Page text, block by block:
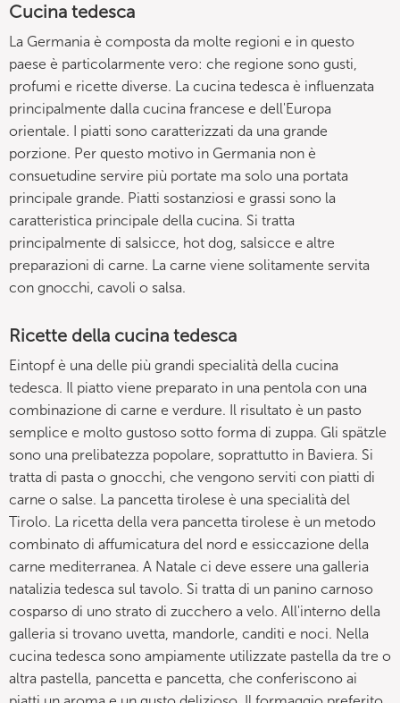
Cucina tedesca
La Germania è composta da molte regioni e in questo
paese è particolarmente vero: che regione sono gusti,
profumi e ricette diverse. La cucina tedesca è influenzata
principalmente dalla cucina francese e dell'Europa
orientale. I piatti sono caratterizzati da una grande
porzione. Per questo motivo in Germania non è
consuetudine servire più portate ma solo una portata
principale grande. Piatti sostanziosi e grassi sono la
caratteristica principale della cucina. Si tratta
principalmente di salsicce, hot dog, salsicce e altre
preparazioni di carne. La carne viene solitamente servita
con gnocchi, cavoli o salsa.
Ricette della cucina tedesca
Eintopf è una delle più grandi specialità della cucina
tedesca. Il piatto viene preparato in una pentola con una
combinazione di carne e verdure. Il risultato è un pasto
semplice e molto gustoso sotto forma di zuppa. Gli spätzle
sono una prelibatezza popolare, soprattutto in Baviera. Si
tratta di pasta o gnocchi, che vengono serviti con piatti di
carne o salse. La pancetta tirolese è una specialità del
Tirolo. La ricetta della vera pancetta tirolese è un metodo
combinato di affumicatura del nord e essiccazione della
carne mediterranea. A Natale ci deve essere una galleria
natalizia tedesca sul tavolo. Si tratta di un panino carnoso
cosparso di uno strato di zucchero a velo. All'interno della
galleria si trovano uvetta, mandorle, canditi e noci. Nella
cucina tedesca sono ampiamente utilizzate pastella da tre o
altra pastella, pancetta e pancetta, che conferiscono ai